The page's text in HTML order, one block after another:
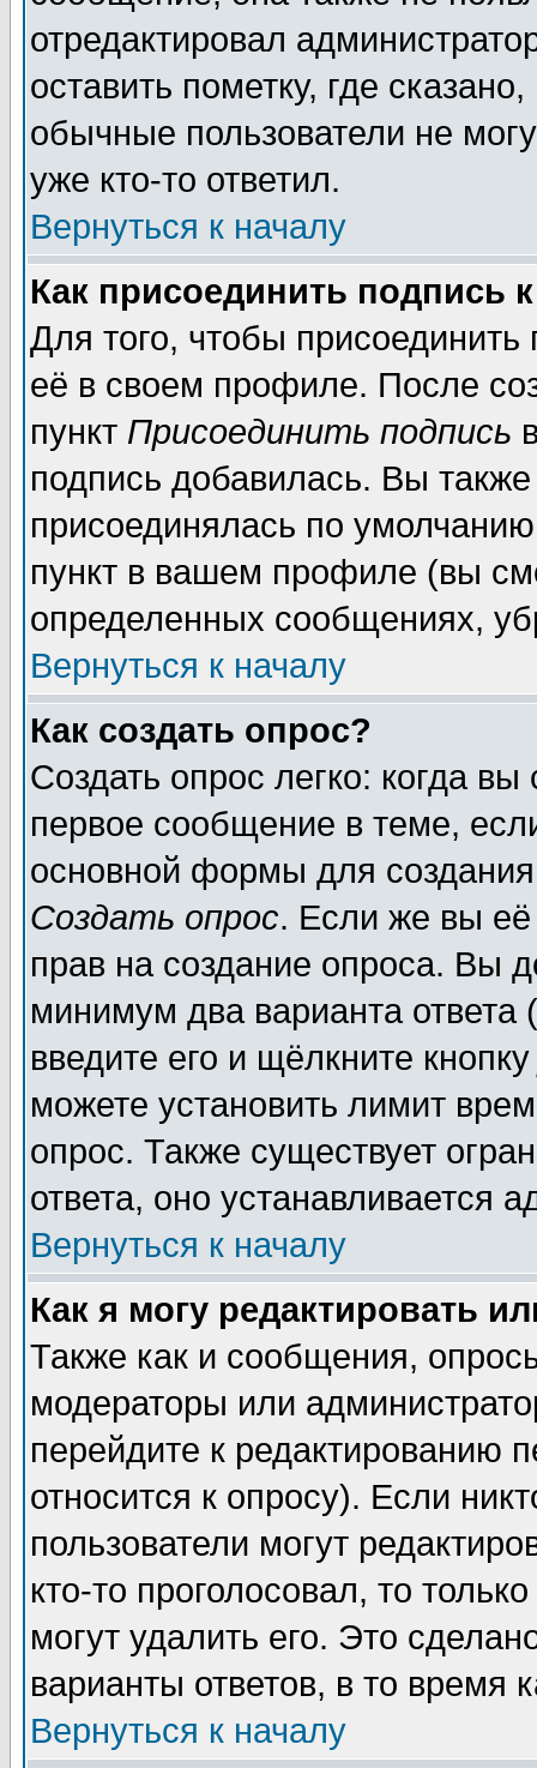
отредактировал
оставить пометку, где
обычные пользователи не
уже кто-то ответил.
Вернуться к началу
Как присоединить подпись
Для того, чтобы
её в своем профиле. После
пункт Присоединить подпись
подпись добавилась. Вы
присоединялась по
пункт в вашем профиле (вы
определенных сообщениях,
Вернуться к началу
Как создать опрос?
Создать опрос легко: когда
первое сообщение в теме,
основной формы для
Создать опрос. Если же вы её
прав на создание опроса. Вы
минимум два варианта ответа
введите его и щёлкните
можете установить лимит
опрос. Также существует
ответа, оно устанавливается
Вернуться к началу
Как я могу редактировать
Также как и сообщения,
модераторы или
перейдите к редактированию
относится к опросу). Если
пользователи могут
кто-то проголосовал, то
могут удалить его. Это
варианты ответов, в то время
Вернуться к началу